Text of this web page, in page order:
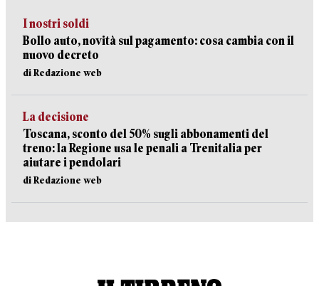
I nostri soldi
Bollo auto, novità sul pagamento: cosa cambia con il
nuovo decreto
di Redazione web
La decisione
Toscana, sconto del 50% sugli abbonamenti del
treno: la Regione usa le penali a Trenitalia per
aiutare i pendolari
di Redazione web